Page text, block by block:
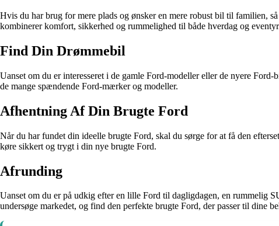
Hvis du har brug for mere plads og ønsker en mere robust bil til familien,
kombinerer komfort, sikkerhed og rummelighed til både hverdag og
Find Din Drømmebil
Uanset om du er interesseret i de gamle Ford-modeller eller de nyere
de mange spændende Ford-mærker og modeller.
Afhentning Af Din Brugte Ford
Når du har fundet din ideelle brugte Ford, skal du sørge for at få den
køre sikkert og trygt i din nye brugte Ford.
Afrunding
Uanset om du er på udkig efter en lille Ford til dagligdagen, en rummelig
undersøge markedet, og find den perfekte brugte Ford, der passer til dine